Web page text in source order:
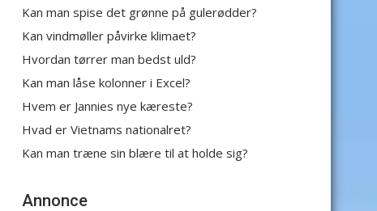
Kan man spise det grønne på gulerødder?
Kan vindmøller påvirke klimaet?
Hvordan tørrer man bedst uld?
Kan man låse kolonner i Excel?
Hvem er Jannies nye kæreste?
Hvad er Vietnams nationalret?
Kan man træne sin blære til at holde sig?
Annonce